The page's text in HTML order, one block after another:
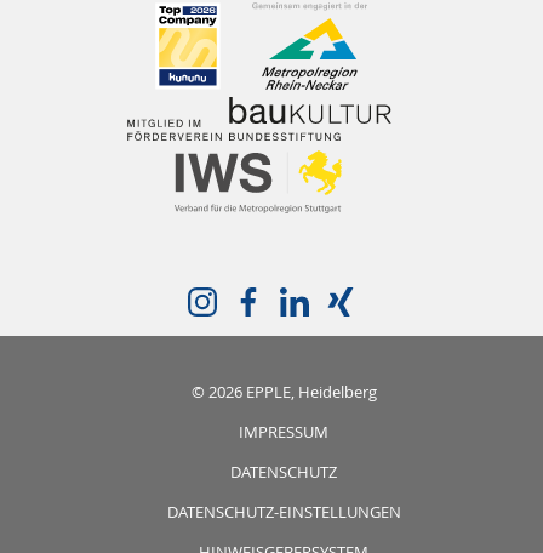
© 2026 EPPLE, Heidelberg
IMPRESSUM
DATENSCHUTZ
DATENSCHUTZ-EINSTELLUNGEN